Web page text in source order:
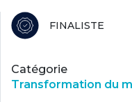
FINALISTE
Catégorie
Transformation du